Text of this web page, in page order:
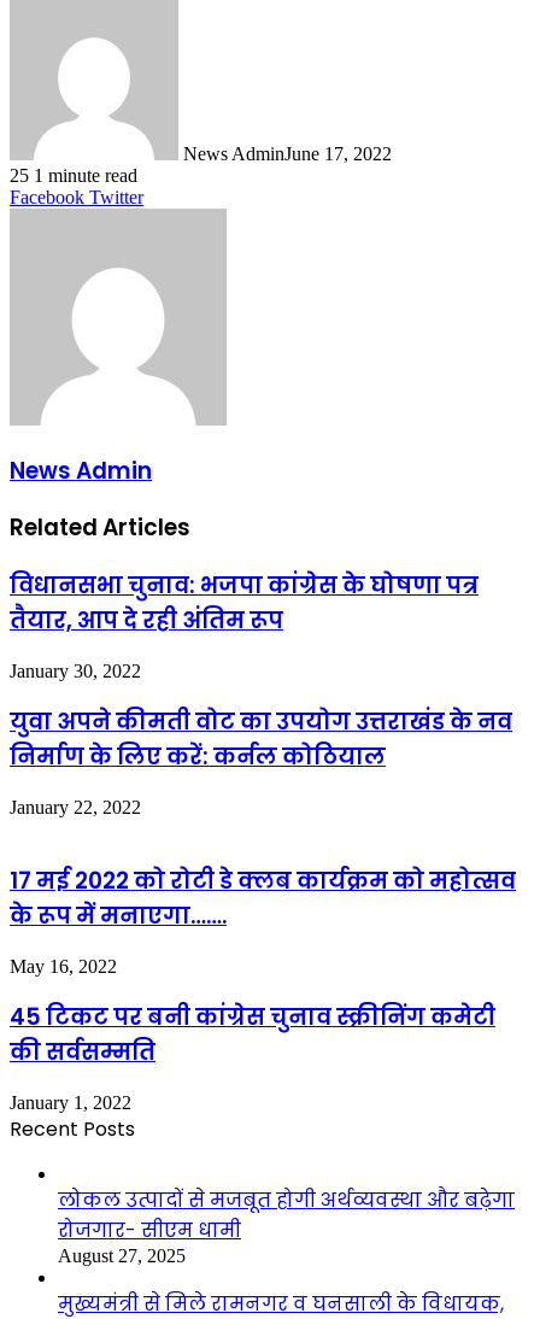
News AdminJune 17, 2022
25 1 minute read
Facebook TwitterLinkedIn
Tumblr
Pinterest
Reddit
VKontakte
Share
Print
News Admin
Related Articles
विधानसभा चुनाव: भजपा कांग्रेस के घोषणा पत्र
तैयार, आप दे रही अंतिम रूप
January 30, 2022
युवा अपने कीमती वोट का उपयोग उत्तराखंड के नव
निर्माण के लिए करें: कर्नल कोठियाल
January 22, 2022
17 मई 2022 को रोटी डे क्लब कार्यक्रम को महोत्सव
के रूप में मनाएगा…….
May 16, 2022
45 टिकट पर बनी कांग्रेस चुनाव स्क्रीनिंग कमेटी
की सर्वसम्मति
January 1, 2022
Recent Posts
लोकल उत्पादों से मजबूत होगी अर्थव्यवस्था और बढ़ेगा
रोजगार- सीएम धामी
August 27, 2025
मुख्यमंत्री से मिले रामनगर व घनसाली के विधायक,